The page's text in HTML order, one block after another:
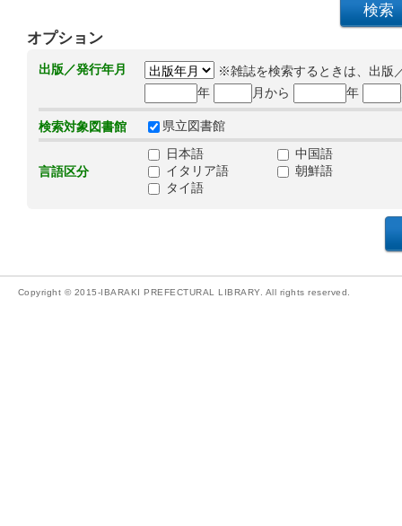
オプション
出版／発行年月
※雑誌を検索するときは、出版
年
月から 年
検索対象図書館 県立図書館
言語区分
日本語
中国語
イタリア語
朝鮮語
タイ語
Copyright © 2015-IBARAKI PREFECTURAL LIBRARY. All rights reserved.